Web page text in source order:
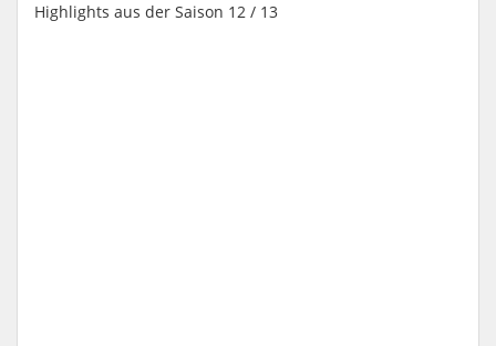
Highlights aus der Saison 12 / 13